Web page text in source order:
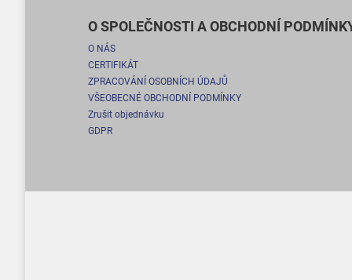
O SPOLEČNOSTI A OBCHODNÍ
O NÁS
CERTIFIKÁT
ZPRACOVÁNÍ OSOBNÍCH ÚDAJŮ
VŠEOBECNÉ OBCHODNÍ PODMÍNKY
Zrušit objednávku
GDPR